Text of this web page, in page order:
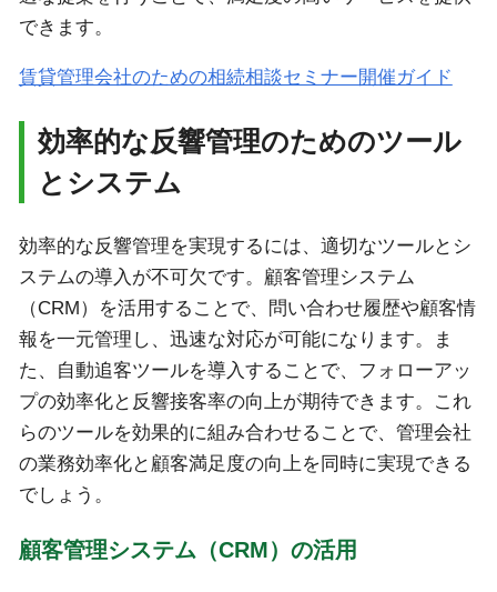
できます。
賃貸管理会社のための相続相談セミナー開催ガイド
効率的な反響管理のためのツール
とシステム
効率的な反響管理を実現するには、適切なツールとシ
ステムの導入が不可欠です。顧客管理システム
（CRM）を活用することで、問い合わせ履歴や顧客情
報を一元管理し、迅速な対応が可能になります。ま
た、自動追客ツールを導入することで、フォローアッ
プの効率化と反響接客率の向上が期待できます。これ
らのツールを効果的に組み合わせることで、管理会社
の業務効率化と顧客満足度の向上を同時に実現できる
でしょう。
顧客管理システム（CRM）の活用